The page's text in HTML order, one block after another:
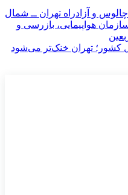
و آزادراه تهران ــ شمال
هواپیمایی، بازرسی و
کشور؛ تهران خنک‌تر می‌شود